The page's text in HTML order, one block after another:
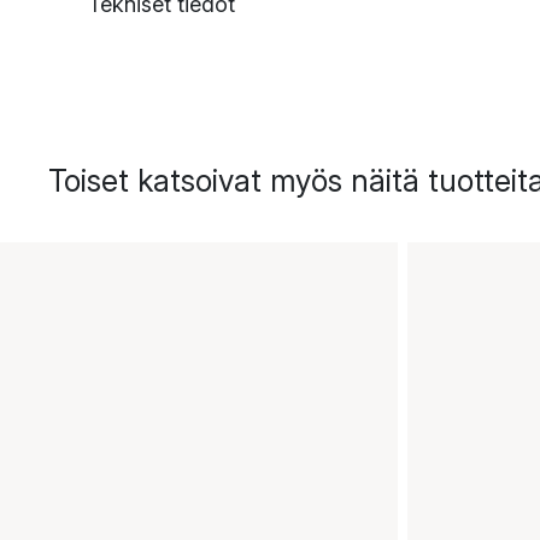
Toiset katsoivat myös näitä